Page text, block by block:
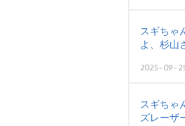
スギちゃ
よ、杉山
2025-09-
スギちゃ
ズレーザ